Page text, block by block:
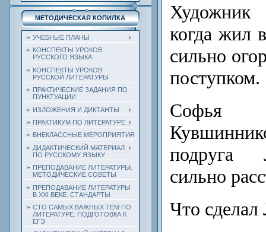
МЕТОДИЧЕСКАЯ КОПИЛКА
УЧЕБНЫЕ ПЛАНЫ
КОНСПЕКТЫ УРОКОВ
РУССКОГО ЯЗЫКА
КОНСПЕКТЫ УРОКОВ
РУССКОЙ ЛИТЕРАТУРЫ
ПРАКТИЧЕСКИЕ ЗАДАНИЯ ПО
ПУНКТУАЦИИ
ИЗЛОЖЕНИЯ И ДИКТАНТЫ
ПРАКТИКУМ ПО ЛИТЕРАТУРЕ
ВНЕКЛАССНЫЕ МЕРОПРИЯТИЯ
ДИДАКТИЧЕСКИЙ МАТЕРИАЛ
ПО РУССКОМУ ЯЗЫКУ
ПРЕПОДАВАНИЕ ЛИТЕРАТУРЫ.
МЕТОДИЧЕСКИЕ СОВЕТЫ
ПРЕПОДАВАНИЕ ЛИТЕРАТУРЫ
В XXI ВЕКЕ. СТАНДАРТЫ
СТО САМЫХ ВАЖНЫХ ТЕМ ПО
ЛИТЕРАТУРЕ. ПОДГОТОВКА К
ЕГЭ
когда жил
сильно
поступком.
Софья
подруга
сильно
Что сделал